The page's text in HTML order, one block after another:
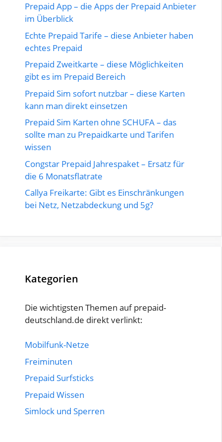
Prepaid App – die Apps der Prepaid Anbieter
im Überblick
Echte Prepaid Tarife – diese Anbieter haben
echtes Prepaid
Prepaid Zweitkarte – diese Möglichkeiten
gibt es im Prepaid Bereich
Prepaid Sim sofort nutzbar – diese Karten
kann man direkt einsetzen
Prepaid Sim Karten ohne SCHUFA – das
sollte man zu Prepaidkarte und Tarifen
wissen
Congstar Prepaid Jahrespaket – Ersatz für
die 6 Monatsflatrate
Callya Freikarte: Gibt es Einschränkungen
bei Netz, Netzabdeckung und 5g?
Kategorien
Die wichtigsten Themen auf prepaid-
deutschland.de direkt verlinkt:
Mobilfunk-Netze
Freiminuten
Prepaid Surfsticks
Prepaid Wissen
Simlock und Sperren